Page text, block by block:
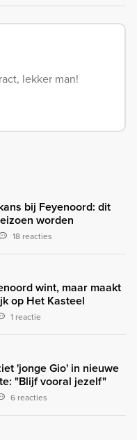
lekker man!
bij Feyenoord: dit
worden
18 reacties
wint, maar maakt
op Het Kasteel
1 reactie
'jonge Gio' in nieuwe
"Blijf vooral jezelf"
6 reacties